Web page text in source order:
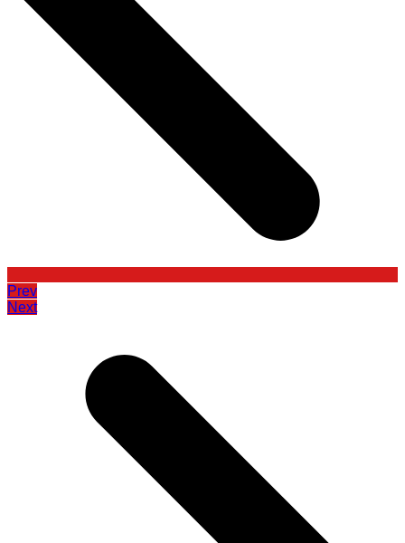
Prev
Next